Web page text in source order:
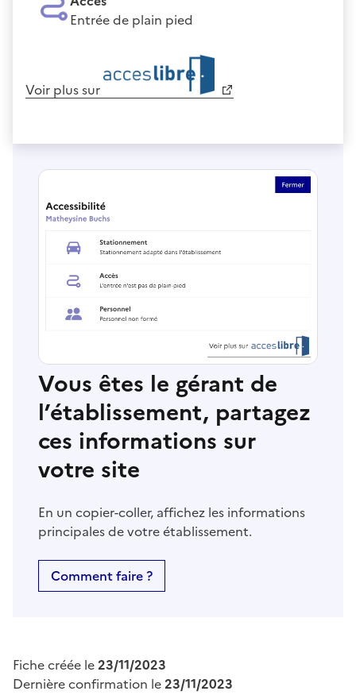
Entrée de plain pied
Voir plus sur
Vous êtes le gérant de
l’établissement, partagez
ces informations sur
votre site
En un copier-coller, affichez les informations
principales de votre établissement.
Comment faire ?
Fiche créée le23/11/2023
Dernière confirmation le23/11/2023